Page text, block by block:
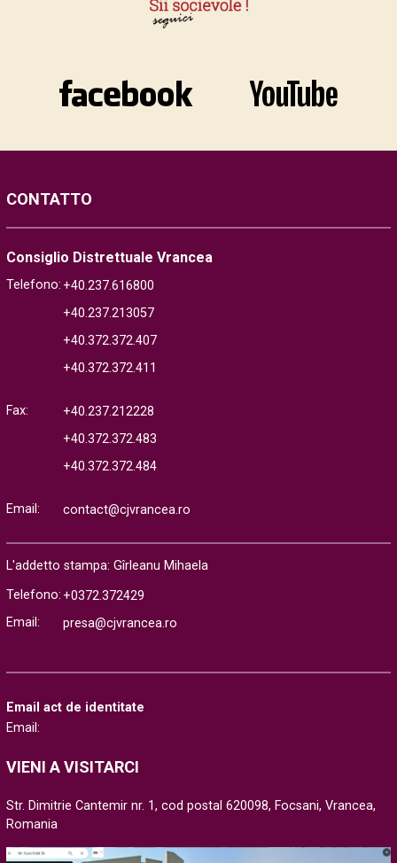
CONTATTO
Consiglio Distrettuale Vrancea
Telefono: +40.237.616800
+40.237.213057
+40.372.372.407
+40.372.372.411
Fax:
+40.237.212228
+40.372.372.483
+40.372.372.484
Email: contact@cjvrancea.ro
L'addetto stampa: Gîrleanu Mihaela
Telefono: +0372.372429
Email:
presa@cjvrancea.ro
Email act de identitate
Email:
VIENI A VISITARCI
Str. Dimitrie Cantemir nr. 1, cod postal 620098, Focsani, Vrancea,
Romania